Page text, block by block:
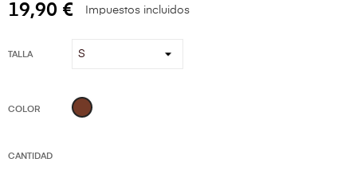
19,90 € Impuestos incluidos
TALLA
COLOR Marrón
CANTIDAD